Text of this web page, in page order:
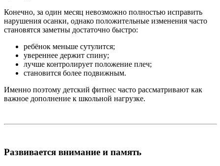
Конечно, за один месяц невозможно полностью исправить
нарушения осанки, однако положительные изменения часто
становятся заметны достаточно быстро:
ребёнок меньше сутулится;
увереннее держит спину;
лучше контролирует положение плеч;
становится более подвижным.
Именно поэтому детский фитнес часто рассматривают как
важное дополнение к школьной нагрузке.
Развивается внимание и память